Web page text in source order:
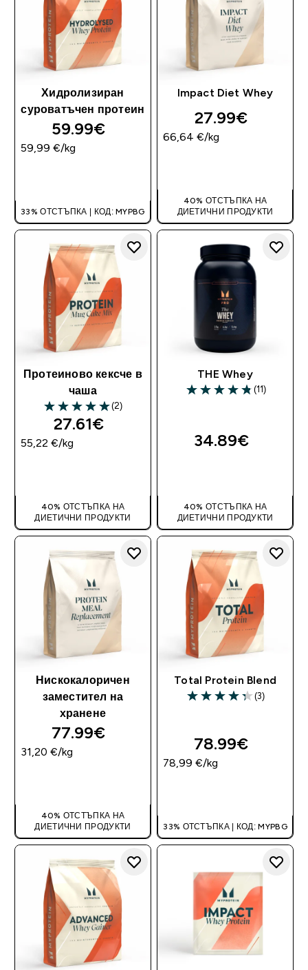
Хидролизиран
суроватъчен протеин
59.99€‎
59,99 €‎/kg
33% ОТСТЪПКА | КОД: MYPBG
Impact Diet Whey
27.99€‎
66,64 €‎/kg
40% ОТСТЪПКА НА
ДИЕТИЧНИ ПРОДУКТИ
Протеиново кексче в
чаша
5 out of 5 stars
(2)
27.61€‎
55,22 €‎/kg
40% ОТСТЪПКА НА
ДИЕТИЧНИ ПРОДУКТИ
THE Whey
4.82 out of 5 stars
(11)
34.89€‎
40% ОТСТЪПКА НА
ДИЕТИЧНИ ПРОДУКТИ
Нискокалоричен
заместител на
хранене
77.99€‎
31,20 €‎/kg
40% ОТСТЪПКА НА
ДИЕТИЧНИ ПРОДУКТИ
Total Protein Blend
4.33 out of 5 stars
(3)
78.99€‎
78,99 €‎/kg
33% ОТСТЪПКА | КОД: MYPBG